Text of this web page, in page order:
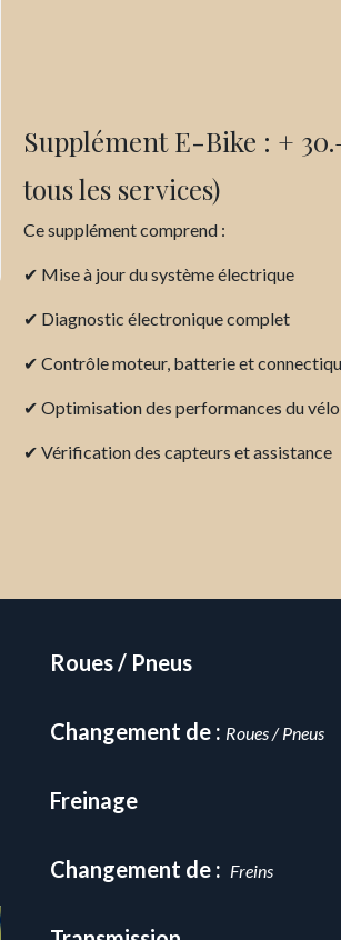
Supplément E-Bike : +
tous les services)
Ce supplément comprend :
✔ Mise à jour du système électrique
✔ Diagnostic électronique complet
✔ Contrôle moteur, batterie et
✔ Optimisation des performances du vélo
✔ Vérification des capteurs et assistance
Roues / Pneus
Changement de : Roues / Pneus
Freinage
Changement de : Freins